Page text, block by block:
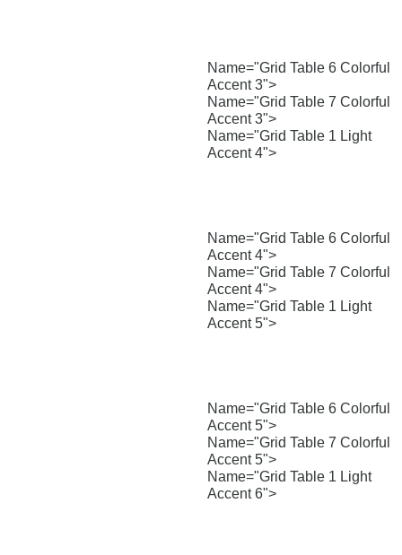
Name="Grid Table 6 Colorful
Accent 3">
Name="Grid Table 7 Colorful
Accent 3">
Name="Grid Table 1 Light
Accent 4">
Name="Grid Table 6 Colorful
Accent 4">
Name="Grid Table 7 Colorful
Accent 4">
Name="Grid Table 1 Light
Accent 5">
Name="Grid Table 6 Colorful
Accent 5">
Name="Grid Table 7 Colorful
Accent 5">
Name="Grid Table 1 Light
Accent 6">